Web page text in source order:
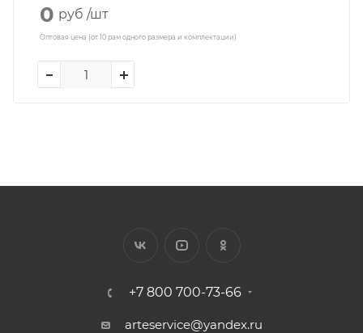
0 руб /шт
Оптовая цена (от 10 рам одного размера и комплектации)
+7 800 700-73-66
arteservice@yandex.ru